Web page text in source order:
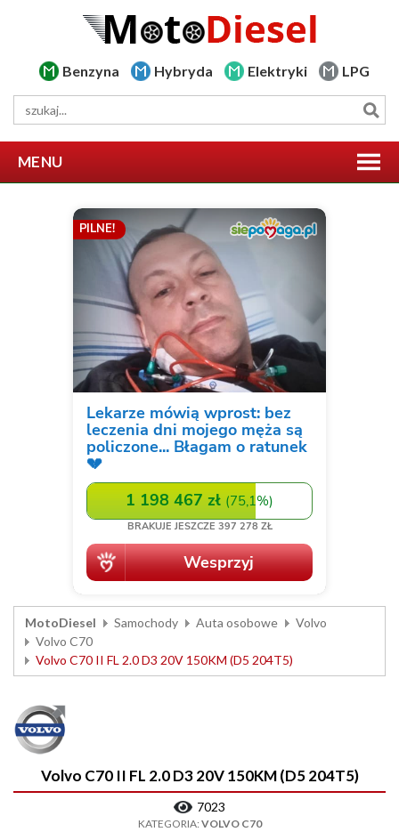
Benzyna Hybryda Elektryki LPG
MENU
MotoDiesel Samochody Auta osobowe
Volvo
Volvo C70
Volvo C70 II FL 2.0 D3 20V 150KM (D5 204T5)
Volvo C70 II FL 2.0 D3 20V 150KM (D5 204T5)
7023
KATEGORIA: VOLVO C70